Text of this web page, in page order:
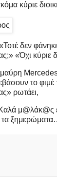
κύριε
δεν
«Όχι κύριε
μαύρη
το φιμέ
ρωτάει,
μ@λάκ@ς
τα